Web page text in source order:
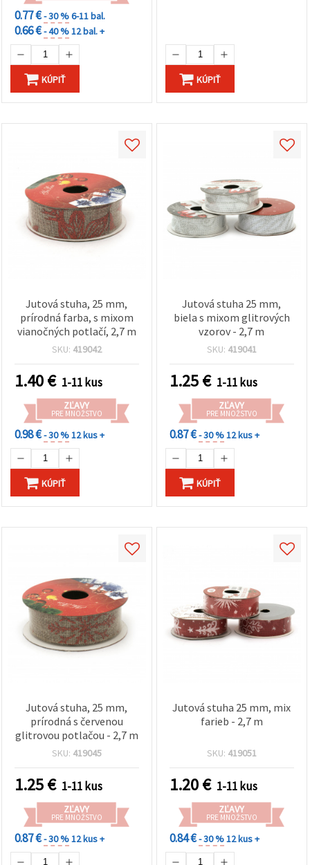
0.77 €- 30 %6-11 bal.
0.66 €- 40 %12 bal. +
KÚPIŤ KÚPIŤ
Jutová stuha, 25 mm,
prírodná farba, s mixom
vianočných potlačí, 2,7 m
SKU: 419042
1.40€ 1-11 kus
ZĽAVY
PRE MNOŽSTVO
0.98 €- 30 %12 kus +
KÚPIŤ
Jutová stuha 25 mm,
biela s mixom glitrových
vzorov - 2,7 m
SKU: 419041
1.25€ 1-11 kus
ZĽAVY
PRE MNOŽSTVO
0.87 €- 30 %12 kus +
KÚPIŤ
Jutová stuha, 25 mm,
prírodná s červenou
glitrovou potlačou - 2,7 m
SKU: 419045
1.25€ 1-11 kus
ZĽAVY
PRE MNOŽSTVO
0.87 €- 30 %12 kus +
Jutová stuha 25 mm, mix
farieb - 2,7 m
SKU: 419051
1.20€ 1-11 kus
ZĽAVY
PRE MNOŽSTVO
0.84 €- 30 %12 kus +